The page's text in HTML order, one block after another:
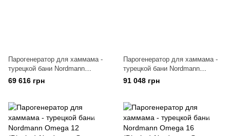
Парогенератор для хаммама -
турецкой бани Nordmann
Omega 8 (Display)
69 616 грн
Парогенератор для хаммама -
турецкой бани Nordmann
Omega 20 (Display)
91 048 грн